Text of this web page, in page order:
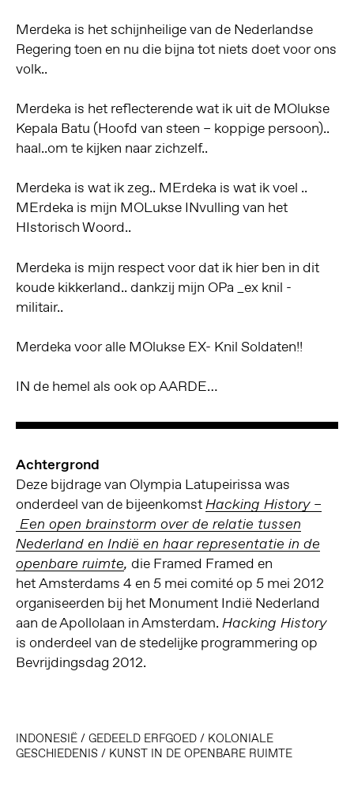
Merdeka is het schijnheilige van de Nederlandse
Regering toen en nu die bijna tot niets doet voor ons
volk..
Merdeka is het reflecterende wat ik uit de MOlukse
Kepala Batu (Hoofd van steen – koppige persoon)..
haal..om te kijken naar zichzelf..
Merdeka is wat ik zeg.. MErdeka is wat ik voel ..
MErdeka is mijn MOLukse INvulling van het
HIstorisch Woord..
Merdeka is mijn respect voor dat ik hier ben in dit
koude kikkerland.. dankzij mijn OPa _ex knil -
militair..
Merdeka voor alle MOlukse EX- Knil Soldaten!!
IN de hemel als ook op AARDE…
Achtergrond
Deze bijdrage van Olympia Latupeirissa was
onderdeel van de bijeenkomstHacking History –
Een open brainstorm over de relatie tussen
Nederland en Indië en haar representatie in de
openbare ruimte, die Framed Framed en
het Amsterdams 4 en 5 mei comité op 5 mei 2012
organiseerden bij het Monument Indië Nederland
aan de Apollolaan in Amsterdam. Hacking History
is onderdeel van de stedelijke programmering op
Bevrijdingsdag 2012.
INDONESIË/ GEDEELD ERFGOED/ KOLONIALE
GESCHIEDENIS / KUNST IN DE OPENBARE RUIMTE